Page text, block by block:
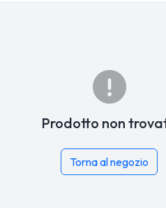
Prodotto non
Torna al negozio